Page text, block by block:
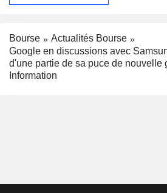
Bourse
Actualités Bourse
Google en discussions avec
d'une partie de sa puce de nouvelle
Information